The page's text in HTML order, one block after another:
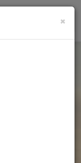
×